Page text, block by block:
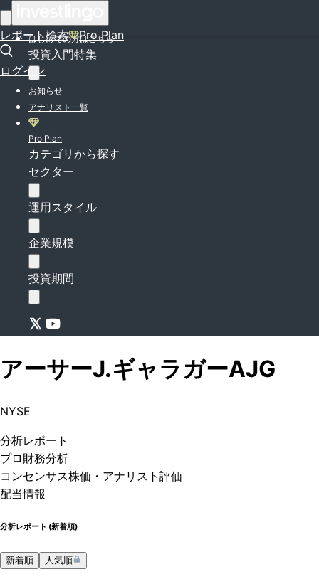
レポート検索 Pro Plan
ログイン
はじめての方はこちら
投資入門特集
お知らせ
アナリスト一覧
Pro Plan
カテゴリから探す
セクター
運用スタイル
企業規模
投資期間
アーサーJ.ギャラガーAJG
NYSE
分析レポート
プロ 財務分析
コンセンサス株価 ・アナリスト評価
配当情報
分析レポート (新着順)
新着順 人気順